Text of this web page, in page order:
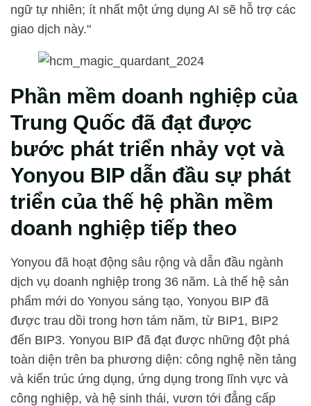
ngữ tự nhiên; ít nhất một ứng dụng AI sẽ hỗ trợ các
giao dịch này."
Phần mềm doanh nghiệp của
Trung Quốc đã đạt được
bước phát triển nhảy vọt và
Yonyou BIP dẫn đầu sự phát
triển của thế hệ phần mềm
doanh nghiệp tiếp theo
Yonyou đã hoạt động sâu rộng và dẫn đầu ngành
dịch vụ doanh nghiệp trong 36 năm. Là thế hệ sản
phẩm mới do Yonyou sáng tạo, Yonyou BIP đã
được trau dồi trong hơn tám năm, từ BIP1, BIP2
đến BIP3. Yonyou BIP đã đạt được những đột phá
toàn diện trên ba phương diện: công nghệ nền tảng
và kiến trúc ứng dụng, ứng dụng trong lĩnh vực và
công nghiệp, và hệ sinh thái, vươn tới đẳng cấp